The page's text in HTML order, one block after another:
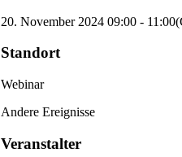
20. November 2024 09:00 - 11:00
Standort
Webinar
Andere Ereignisse
Veranstalter